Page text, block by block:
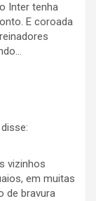
Inter tenha
E coroada
disse:
vizinhos
em muitas
de bravura